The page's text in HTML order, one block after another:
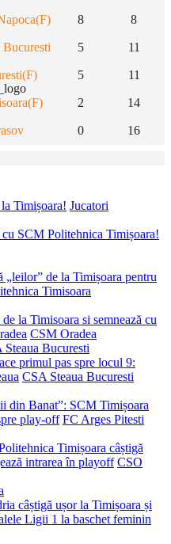
8 8
5 11
5 11
2 14
0 16
Timișoara! Jucatori
SCM Politehnica Timișoara!
de la Timișoara pentru
Timisoara
la Timisoara si semnează cu
CSM Oradea
primul pas spre locul 9:
CSA Steaua Bucuresti
din Banat”: SCM Timișoara
play-off FC Arges Pitesti
Timișoara câștigă
intrarea în playoff CSO
câștigă ușor la Timișoara și
Ligii 1 la baschet feminin